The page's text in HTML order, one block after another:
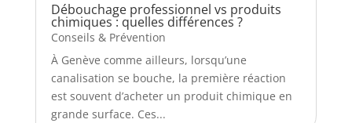
Débouchage professionnel vs produits
chimiques : quelles différences ?
Conseils & Prévention
À Genève comme ailleurs, lorsqu’une
canalisation se bouche, la première réaction
est souvent d’acheter un produit chimique en
grande surface. Ces...